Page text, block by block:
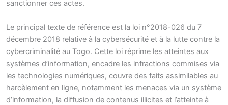
sanctionner ces actes.
Le principal texte de référence est la loi n°2018-026 du 7
décembre 2018 relative à la cybersécurité et à la lutte contre la
cybercriminalité au Togo. Cette loi réprime les atteintes aux
systèmes d’information, encadre les infractions commises via
les technologies numériques, couvre des faits assimilables au
harcèlement en ligne, notamment les menaces via un système
d’information, la diffusion de contenus illicites et l’atteinte à